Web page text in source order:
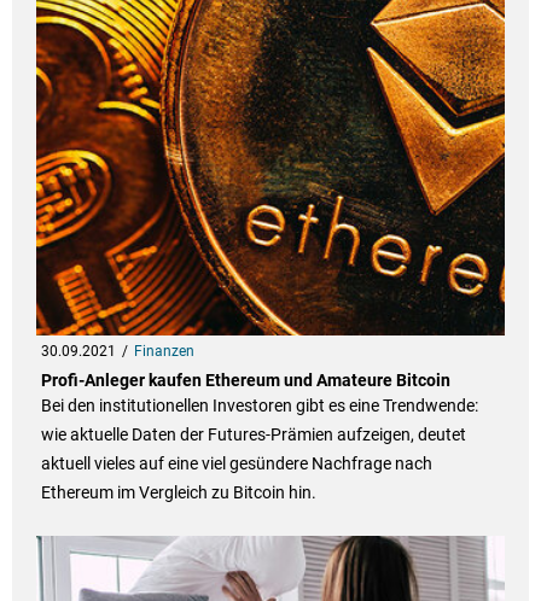
30.09.2021 Finanzen
Profi-Anleger kaufen Ethereum und Amateure Bitcoin
Bei den institutionellen Investoren gibt es eine Trendwende:
wie aktuelle Daten der Futures-Prämien aufzeigen, deutet
aktuell vieles auf eine viel gesündere Nachfrage nach
Ethereum im Vergleich zu Bitcoin hin.